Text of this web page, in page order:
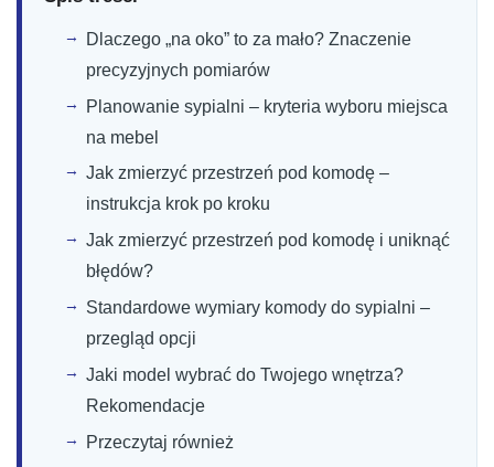
Dlaczego „na oko” to za mało? Znaczenie
precyzyjnych pomiarów
Planowanie sypialni – kryteria wyboru miejsca
na mebel
Jak zmierzyć przestrzeń pod komodę –
instrukcja krok po kroku
Jak zmierzyć przestrzeń pod komodę i uniknąć
błędów?
Standardowe wymiary komody do sypialni –
przegląd opcji
Jaki model wybrać do Twojego wnętrza?
Rekomendacje
Przeczytaj również